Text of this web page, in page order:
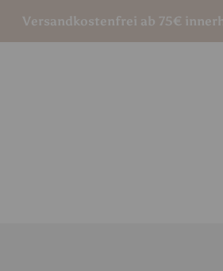
Versandkostenfrei ab 75€ innerhalb